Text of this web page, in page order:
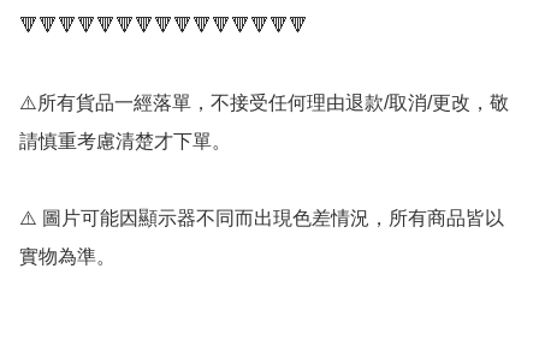
🔻🔻🔻🔻🔻🔻🔻🔻🔻🔻🔻🔻🔻🔻🔻
⚠️所有貨品一經落單，不接受任何理由退款/取消/更改，敬
請慎重考慮清楚才下單。
⚠️ 圖片可能因顯示器不同而出現色差情況，所有商品皆以
實物為準。